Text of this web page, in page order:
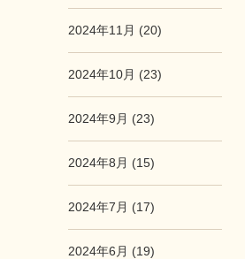
2024年11月 (20)
2024年10月 (23)
2024年9月 (23)
2024年8月 (15)
2024年7月 (17)
2024年6月 (19)